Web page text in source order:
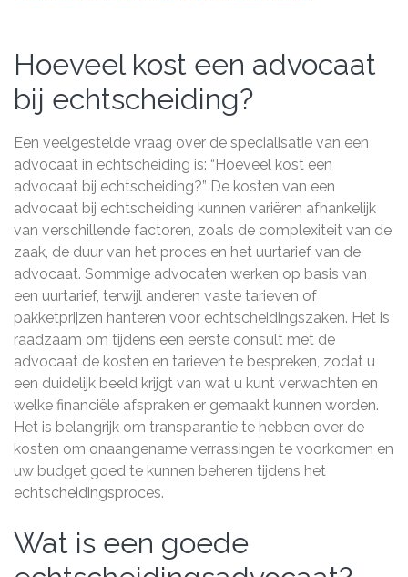
Hoeveel kost een advocaat
bij echtscheiding?
Een veelgestelde vraag over de specialisatie van een
advocaat in echtscheiding is: “Hoeveel kost een
advocaat bij echtscheiding?” De kosten van een
advocaat bij echtscheiding kunnen variëren afhankelijk
van verschillende factoren, zoals de complexiteit van de
zaak, de duur van het proces en het uurtarief van de
advocaat. Sommige advocaten werken op basis van
een uurtarief, terwijl anderen vaste tarieven of
pakketprijzen hanteren voor echtscheidingszaken. Het is
raadzaam om tijdens een eerste consult met de
advocaat de kosten en tarieven te bespreken, zodat u
een duidelijk beeld krijgt van wat u kunt verwachten en
welke financiële afspraken er gemaakt kunnen worden.
Het is belangrijk om transparantie te hebben over de
kosten om onaangename verrassingen te voorkomen en
uw budget goed te kunnen beheren tijdens het
echtscheidingsproces.
Wat is een goede